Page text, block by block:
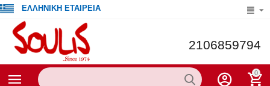
ΕΛΛΗΝΙΚΗ ΕΤΑΙΡΕΙΑ
2106859794
0